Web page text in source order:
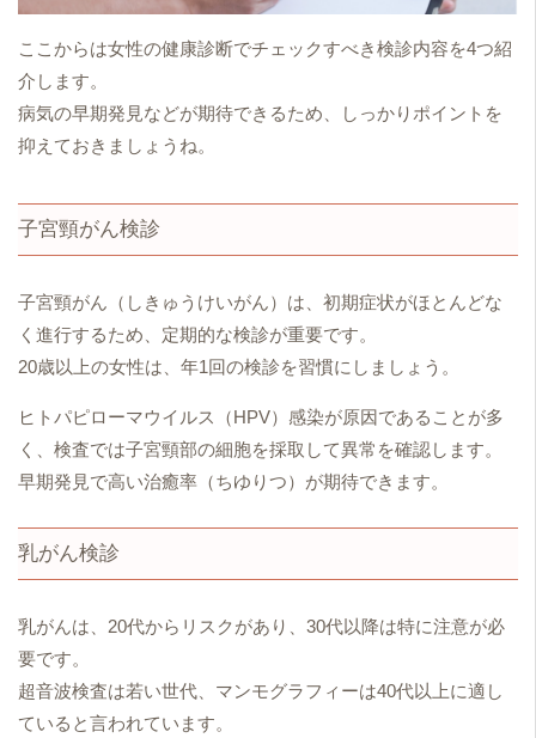
ここからは女性の健康診断でチェックすべき検診内容を4つ紹
介します。
病気の早期発見などが期待できるため、しっかりポイントを
抑えておきましょうね。
子宮頸がん検診
子宮頸がん（しきゅうけいがん）は、初期症状がほとんどな
く進行するため、定期的な検診が重要です。
20歳以上の女性は、年1回の検診を習慣にしましょう。
ヒトパピローマウイルス（HPV）感染が原因であることが多
く、検査では子宮頸部の細胞を採取して異常を確認します。
早期発見で高い治癒率（ちゆりつ）が期待できます。
乳がん検診
乳がんは、20代からリスクがあり、30代以降は特に注意が必
要です。
超音波検査は若い世代、マンモグラフィーは40代以上に適し
ていると言われています。